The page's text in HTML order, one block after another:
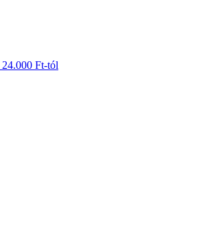
24.000 Ft-tól